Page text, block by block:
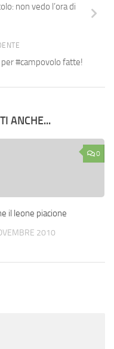
non vedo l’ora di
#campovolo fatte!
ANCHE...
0
il leone piacione
2010